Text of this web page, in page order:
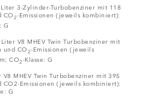
3-Zylinder-Turbobenziner mit 118
CO2-Emissionen (jeweils kombiniert):
G
V8 MHEV Twin Turbobenziner mit
und CO2-Emissionen (jeweils
CO2-Klasse: G
MHEV Twin Turbobenziner mit 395
CO2-Emissionen (jeweils kombiniert):
G